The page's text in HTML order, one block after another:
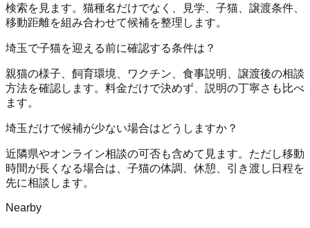
検索を見ます。猫種名だけでなく、見学、子猫、譲渡条件、
移動距離を組み合わせて候補を整理します。
埼玉で子猫を迎える前に確認する条件は？
親猫の様子、飼育環境、ワクチン、食事説明、譲渡後の相談
方法を確認します。料金だけで決めず、説明の丁寧さも比べ
ます。
埼玉だけで候補が少ない場合はどうしますか？
近隣県やオンライン相談の可否も含めて見ます。ただし移動
時間が長くなる場合は、子猫の体調、休憩、引き渡し日程を
先に相談します。
Nearby